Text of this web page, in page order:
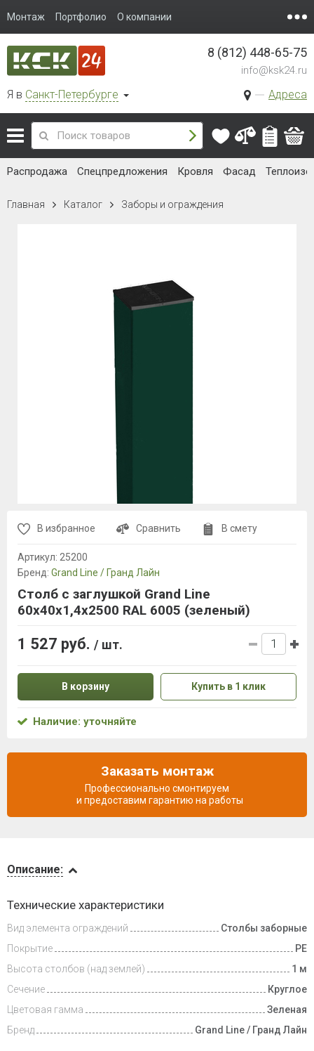
Монтаж Портфолио О компании
Я в Санкт-Петербурге Адреса
8 (812) 448-65-75
info@ksk24.ru
Распродажа Спецпредложения Кровля Фасад
Главная Каталог Заборы и ограждения
и оплата
Описание:
Технические характеристики
Вид элемента ограждений
Столбы заборные
Покрытие
PE
Высота столбов (над землей)
1 м
Сечение
Круглое
Цветовая гамма
Зеленая
Бренд
Grand Line / Гранд Лайн
В избранное Сравнить В смету
Артикул: 25200
Бренд: Grand Line / Гранд Лайн
Столб с заглушкой Grand Line
60x40x1,4x2500 RAL 6005 (зеленый)
1 527 руб. / шт.
В корзину Купить в 1 клик
Наличие: уточняйте
Заказать монтаж
Профессионально смонтируем
и предоставим гарантию на работы